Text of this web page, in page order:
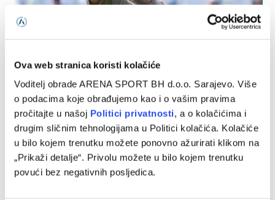
Ova web stranica koristi kolačiće
Voditelj obrade ARENA SPORT BH d.o.o. Sarajevo. Više
o podacima koje obrađujemo kao i o vašim pravima
pročitajte u našoj Politici privatnosti, a o kolačićima i
drugim sličnim tehnologijama u Politici kolačića. Kolačiće
u bilo kojem trenutku možete ponovno ažurirati klikom na
„Prikaži detalje“. Privolu možete u bilo kojem trenutku
povući bez negativnih posljedica.
Pjanić: Svaka čast Juventusu, Alajbegović je imao i
06/08/2026